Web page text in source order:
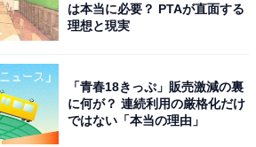
イトより
木の香りがすがすがしいマキ風呂や
然の中にすっぽりと包まれた気分
は本当に必要？ PTAが直面する
理想と現実
「青春18きっぷ」販売激減の裏
に何が？ 連続利用の厳格化だけ
ではない「本当の理由」